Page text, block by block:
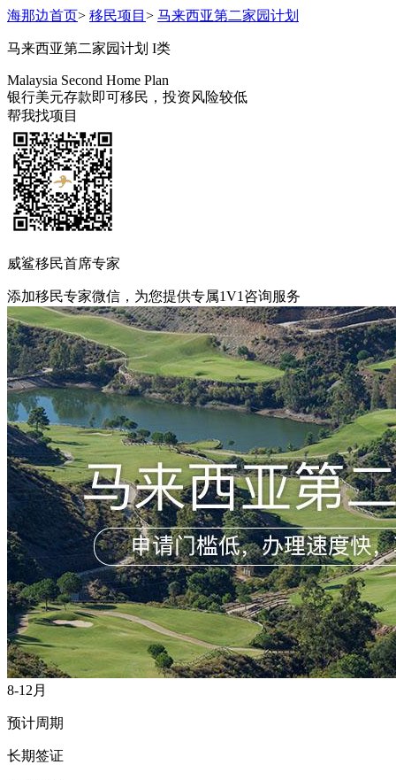
海那边首页> 移民项目 > 马来西亚第二家园计划
马来西亚第二家园计划 I类
Malaysia Second Home Plan
银行美元存款即可移民，投资风险较低
帮我找项目
威鲨移民首席专家
添加移民专家微信，为您提供专属1V1咨询服务
8-12月
预计周期
长期签证